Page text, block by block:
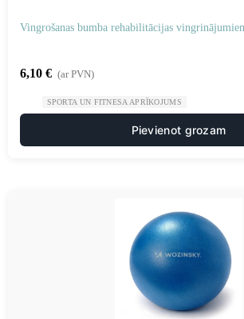
Vingrošanas bumba rehabilitācijas
6,10 € (ar PVN)
SPORTA UN FITNESA APRĪKOJUMS
Pievienot grozam